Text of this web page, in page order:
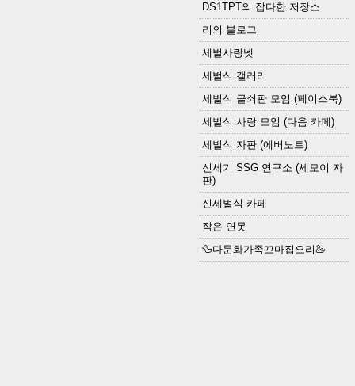
DS1TPT의 잡다한 저장소
리의 블로그
세벌사랑넷
세벌식 갤러리
세벌식 글쇠판 모임 (페이스북)
세벌식 사랑 모임 (다음 카페)
세벌식 자판 (에버노트)
신세기 SSG 연구소 (세모이 자
판)
신세벌식 카페
작은 연못
🦆다문화가족꼬마집오리🦢